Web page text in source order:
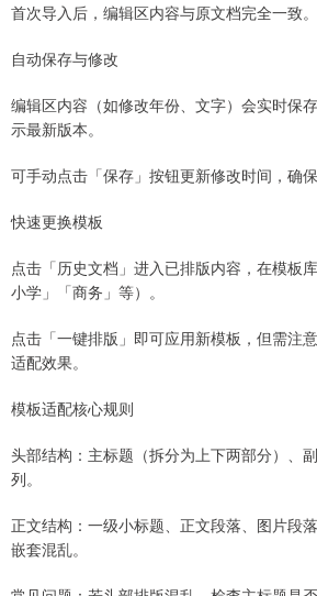
首次导入后，编辑区内容与原文档完全一致。
自动保存与修改
编辑区内容（如修改年份、文字）会实时保
示最新版本。
可手动点击「保存」按钮更新修改时间，确保
快速更换模板
点击「历史文档」进入已排版内容，在模板
小学」「商务」等）。
点击「一键排版」即可应用新模板，但需注
适配效果。
模板适配核心规则
头部结构：主标题（拆分为上下两部分）、
列。
正文结构：一级小标题、正文段落、图片段
嵌套混乱。